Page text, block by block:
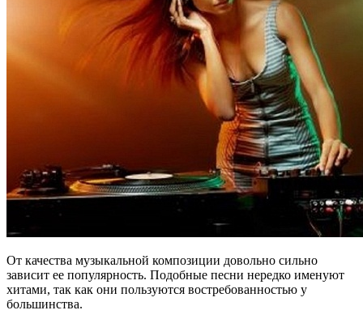
От качества музыкальной композиции довольно сильно
зависит ее популярность. Подобные песни нередко именуют
хитами, так как они пользуются востребованностью у
большинства.